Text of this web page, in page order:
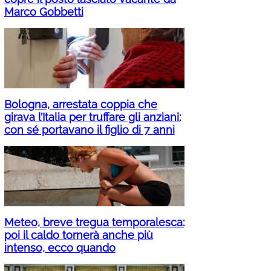
Marco Gobbetti
Bologna, arrestata coppia che
girava l’Italia per truffare gli anziani:
con sé portavano il figlio di 7 anni
Meteo, breve tregua temporalesca:
poi il caldo tornerà anche più
intenso, ecco quando